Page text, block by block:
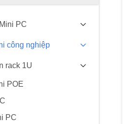
PC
công nghiệp
rack 1U
POE
PC